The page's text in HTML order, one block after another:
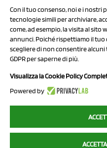
Chi
2023 NCX
myfruit.it è parte del
Con il tuo consenso, noi e i nostri
tecnologie simili per archiviare,
come, ad esempio, la visita al sito
annunci. Poiché rispettiamo il
scegliere di non consentire alcuni
GDPR per saperne di più.
Visualizza la Cookie Policy
Powered by